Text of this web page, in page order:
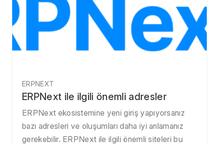
ERPNEXT
ERPNext ile ilgili önemli adresler
ERPNext ekosistemine yeni giriş yapıyorsanız
bazı adresleri ve oluşumları daha iyi anlamanız
gerekebilir. ERPNext ile ilgili önemli siteleri bu